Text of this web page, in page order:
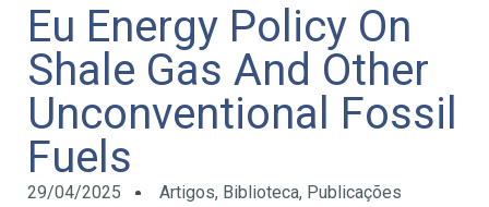
Eu Energy Policy On
Shale Gas And Other
Unconventional Fossil
Fuels
29/04/2025 Artigos, Biblioteca, Publicações